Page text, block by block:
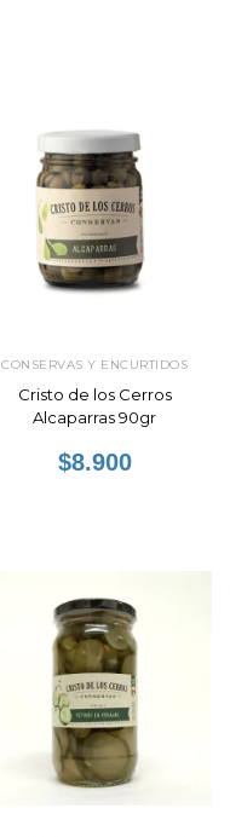
CONSERVAS Y ENCURTIDOS
Cristo de los Cerros
Alcaparras 90gr
$8.900